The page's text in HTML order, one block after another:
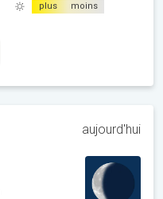
plus moins
aujourd'hui